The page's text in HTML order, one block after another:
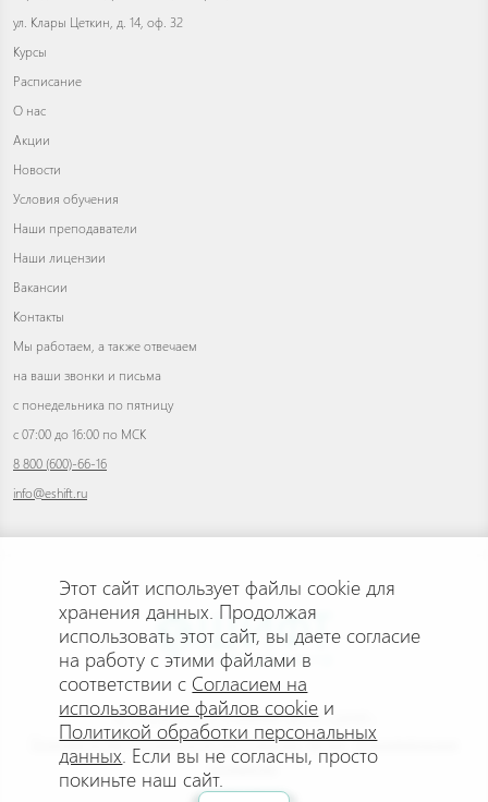
ул. Клары Цеткин, д. 14, оф. 32
Курсы
Расписание
О нас
Акции
Новости
Условия обучения
Наши преподаватели
Наши лицензии
Вакансии
Контакты
Мы работаем, а также отвечаем
на ваши звонки и письма
с понедельника по пятницу
с 07:00 до 16:00 по МСК
8 800 (600)-66-16
info@eshift.ru
© 2026 АНО ДПО «УЧЕБНЫЙ ЦЕНТР «ШИФТ»
Политика конфиденциальности персональных данных.Пользовательское
соглашение.
Этот сайт использует файлы cookie для
хранения данных. Продолжая
использовать этот сайт, вы даете согласие
на работу с этими файлами в
соответствии с Согласием на
использование файлов cookie и
Политикой обработки персональных
данных. Если вы не согласны, просто
покиньте наш сайт.